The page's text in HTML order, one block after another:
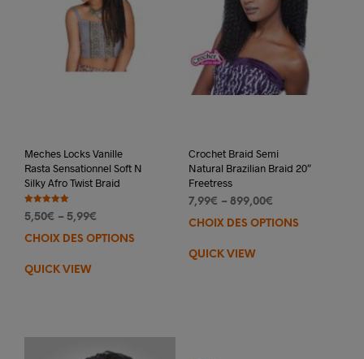
Meches Locks Vanille
Rasta Sensationnel Soft N
Silky Afro Twist Braid
Note
5.00
5,50€ – 5,99€
CHOIX DES OPTIONS
produit
QUICK VIEW
Crochet Braid Semi
Natural Brazilian Braid 20″
Freetress
7,99€ – 899,00€
CHOIX DES OPTIONS
QUICK VIEW